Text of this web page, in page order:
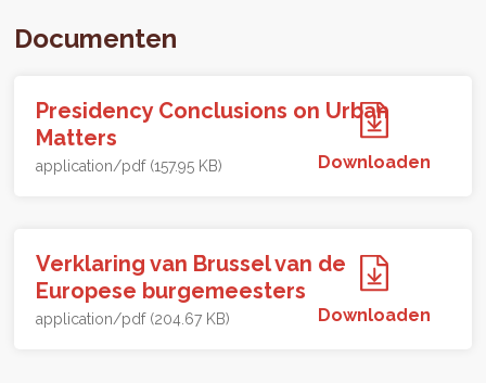
Documenten
Presidency Conclusions on Urban
Matters
application/pdf (157.95 KB) Downloaden
Verklaring van Brussel van de
Europese burgemeesters
application/pdf (204.67 KB) Downloaden